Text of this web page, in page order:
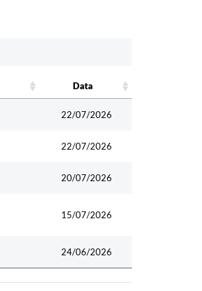
Data
22/07/2026
22/07/2026
20/07/2026
15/07/2026
24/06/2026